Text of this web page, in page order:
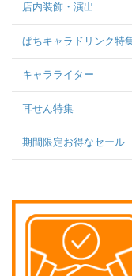
店内装飾・演出
ぱちキャラドリンク特
キャラライター
耳せん特集
期間限定お得なセール